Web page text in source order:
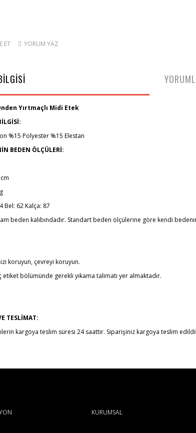
ET YORUM YAZ
Yırtmaçlı Midi Etek
%15 Polyester %15 Elestan
BEDEN ÖLÇÜLERİ:
Bel: 62 Kalça: 87
beden kalıbındadır. Standart beden ölçülerine göre kendi
koruyun, çevreyi koruyun.
etiket bölümünde gerekli yıkama talimatı yer almaktadır.
TESLİMAT:
kargoya teslim süresi 24 saattir. Siparişiniz kargoya teslim
KURUMSAL